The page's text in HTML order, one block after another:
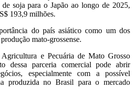
soja para o Japão ao longo de 2025,
193,9 milhões.
do país asiático como um dos
mato-grossense.
Agricultura e Pecuária de Mato Grosso
dessa parceria comercial pode abrir
especialmente com a possível
produzida no Brasil para o mercado